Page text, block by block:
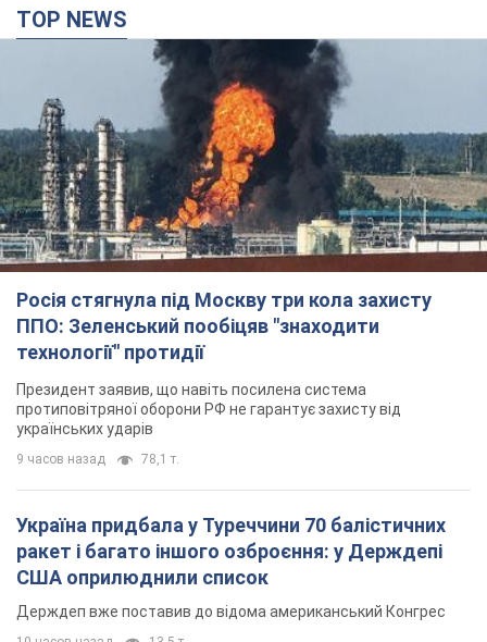
ППО: Зеленський пообіцяв "знаходити
технології" протидії
Президент заявив, що навіть посилена система
протиповітряної оборони РФ не гарантує захисту від
українських ударів
9 часов назад 78,1 т.
Україна придбала у Туреччини 70 балістичних
ракет і багато іншого озброєння: у Держдепі
США оприлюднили список
Держдеп вже поставив до відома американський Конгрес
"Нас почули на одне вухо": у містах України 24-й
день поспіль тривають мітинги на підтримку
Федорова. Фото і відео
Антиурядові виступи з вимогою повернути Федорова досі
10 часов назад 5,7 т.